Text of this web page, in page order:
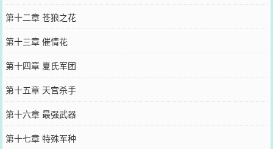
第十二章 苍狼之花
第十三章 催情花
第十四章 夏氏军团
第十五章 天宫杀手
第十六章 最强武器
第十七章 特殊军种